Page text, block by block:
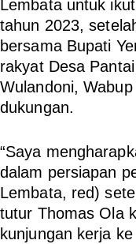
Lembata untuk
tahun 2023,
bersama Bupati
rakyat Desa
Wulandoni,
dukungan.
“Saya
dalam persiapan
Lembata, red)
tutur Thomas Ola
kunjungan kerja